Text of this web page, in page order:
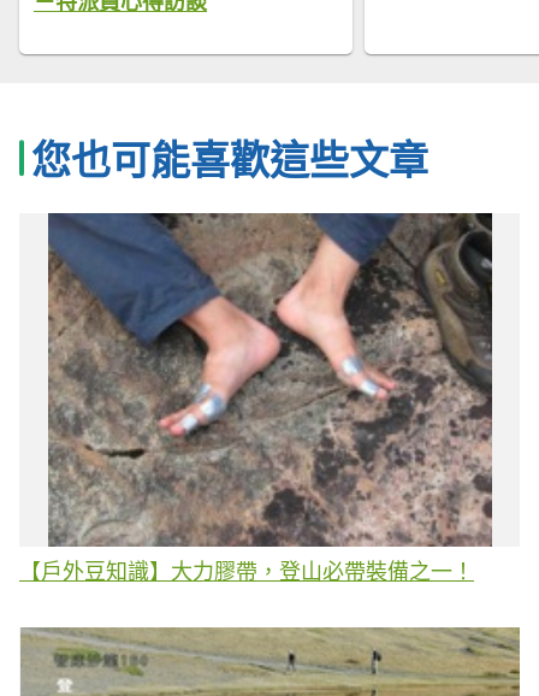
您也可能喜歡這些文章
【戶外豆知識】大力膠帶，登山必帶裝備之一！